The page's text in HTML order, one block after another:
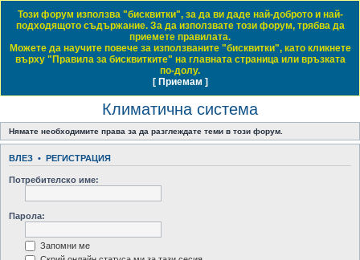
Daewoo & Chevrolet Club Bulgaria
ЧЗВ Правила на форума Влез
Регистрация
Начало форум Общи технически дискусии
с
е
Виж активните теми
Климатична система
Нямате необходимите права за да разглеждате теми в този форум.
ВЛЕЗ • РЕГИСТРАЦИЯ
Потребителско име:
Парола:
Запомни ме
Този форум използва "бисквитки", за да ви даде най-доброто и най-
подходящото съдържание. За да използвате този форум, трябва да
приемете правилата.
Можете да научите повече за използваните "бисквитки", като кликнете
върху "Правила за бисквитките" на главната страница или връзката
по-долу.
[ Приемам ]